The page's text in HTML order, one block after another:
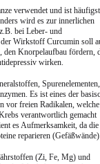
verwendet und ist
wird es zur innerlichen
bei Leber- und
Wirkstoff Curcumin soll
den Knorpelaufbau fördern,
wirken.
Spurenelementen,
Es ist eines der
vor freien Radikalen,
verantwortlich gemacht
es Aufmerksamkeit, da die
reparieren
(Zi, Fe, Mg) und